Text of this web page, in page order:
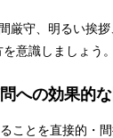
厳守、明るい挨
意識しましょう。
への効果的
ことを直接的・